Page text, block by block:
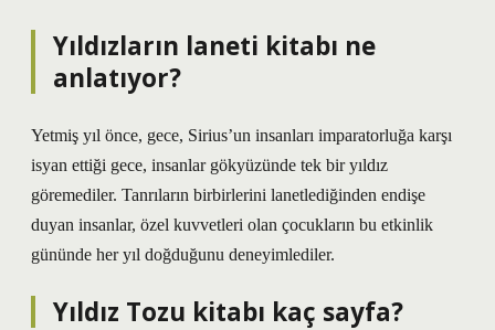
Yıldızların laneti kitabı ne
anlatıyor?
Yetmiş yıl önce, gece, Sirius’un insanları imparatorluğa karşı
isyan ettiği gece, insanlar gökyüzünde tek bir yıldız
göremediler. Tanrıların birbirlerini lanetlediğinden endişe
duyan insanlar, özel kuvvetleri olan çocukların bu etkinlik
gününde her yıl doğduğunu deneyimlediler.
Yıldız Tozu kitabı kaç sayfa?